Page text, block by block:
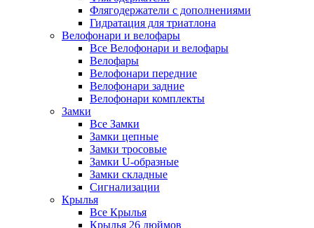
Флягодержатели с дополнениями
Гидратация для триатлона
Велофонари и велофары
Все Велофонари и велофары
Велофары
Велофонари передние
Велофонари задние
Велофонари комплекты
Замки
Все Замки
Замки цепные
Замки тросовые
Замки U-образные
Замки складные
Сигнализации
Крылья
Все Крылья
Крылья 26 дюймов